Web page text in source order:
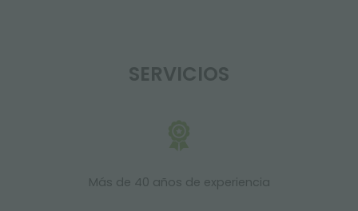
SERVICIOS
Más de 40 años de experiencia